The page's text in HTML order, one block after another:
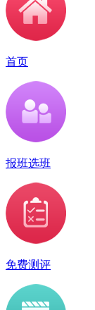
首页
报班选班
免费测评